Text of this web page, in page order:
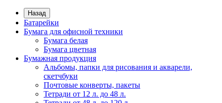
Назад
Батарейки
Бумага для офисной техники
Бумага белая
Бумага цветная
Бумажная продукция
Альбомы, папки для рисования и акварели,
скетчбуки
Почтовые конверты, пакеты
Тетради от 12 л. до 48 л.